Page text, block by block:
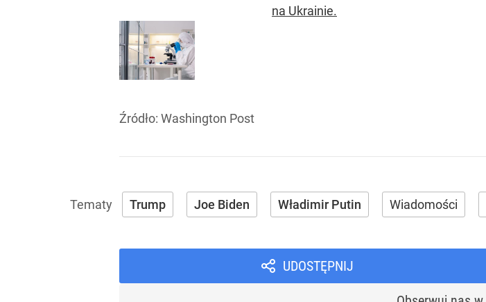
na Ukrainie.
Źródło: Washington Post
Trump Joe Biden Władimir Putin Wiadomości
UDOSTĘPNIJ